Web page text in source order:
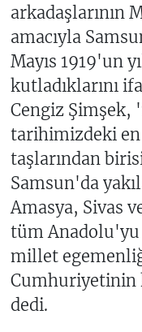
arkadaşlarının
amacıyla
Mayıs 1919'un
kutladıklarını
Cengiz Şimşek,
tarihimizdeki
taşlarından
Samsun'da
Amasya, Sivas
tüm Anadolu'yu
millet
Cumhuriyetinin
dedi.